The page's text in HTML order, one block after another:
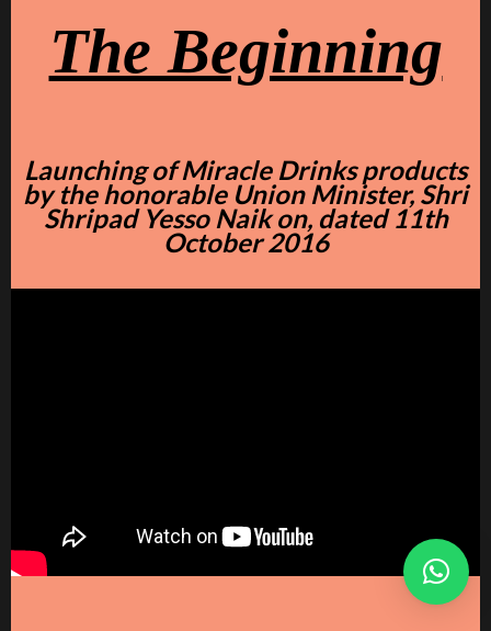
The Beginning
Launching of Miracle Drinks products
by the honorable Union Minister, Shri
Shripad Yesso Naik on, dated 11th
October 2016